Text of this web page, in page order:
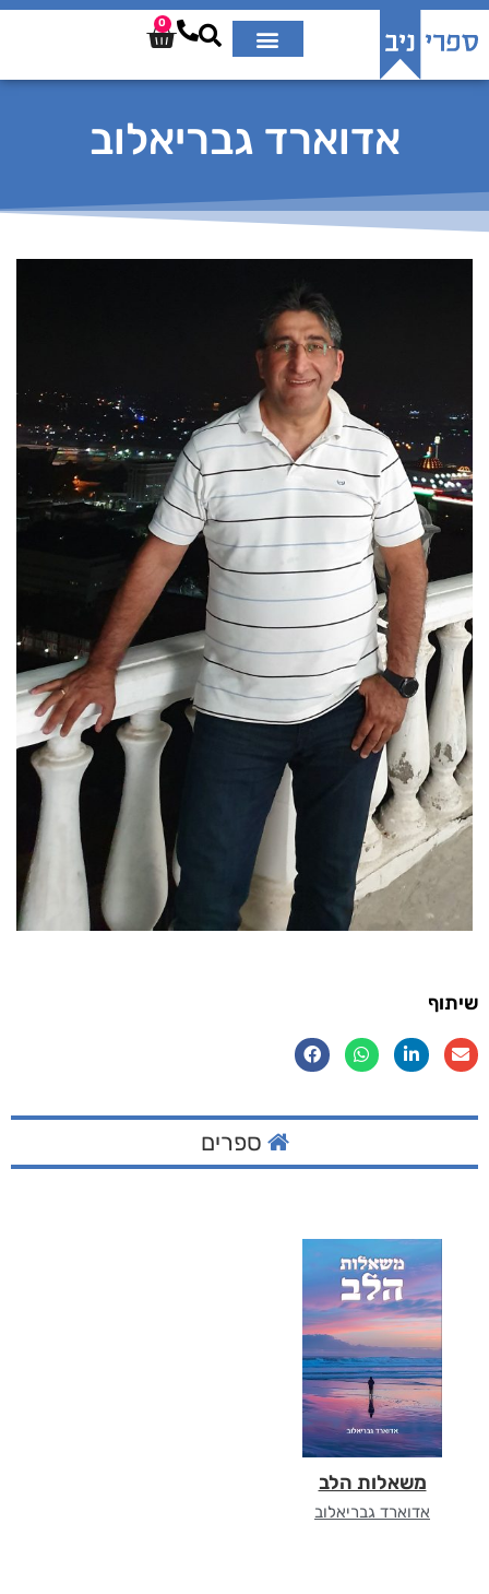
0
אדוארד גבריאלוב
שיתוף
ספרים
משאלות הלב
אדוארד גבריאלוב